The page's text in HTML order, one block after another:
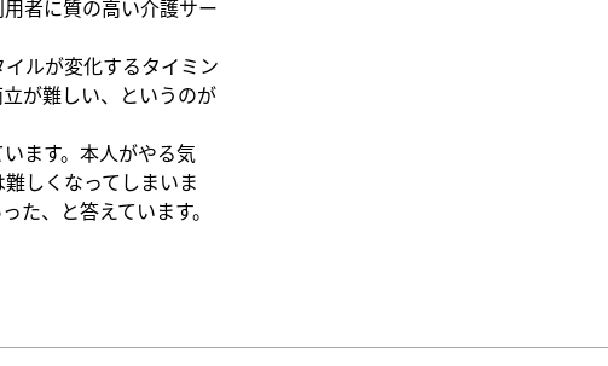
者に質の高い介護サー
ルが変化するタイミン
が難しい、というのが
ます。本人がやる気
しくなってしまいま
た、と答えています。